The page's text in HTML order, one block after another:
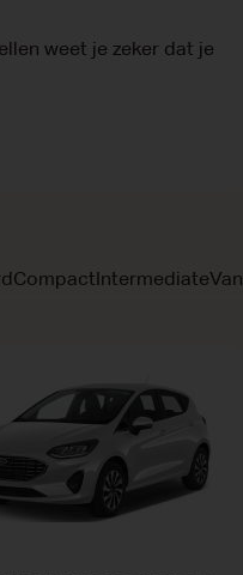
weet je zeker dat je
Compact IntermediateVan